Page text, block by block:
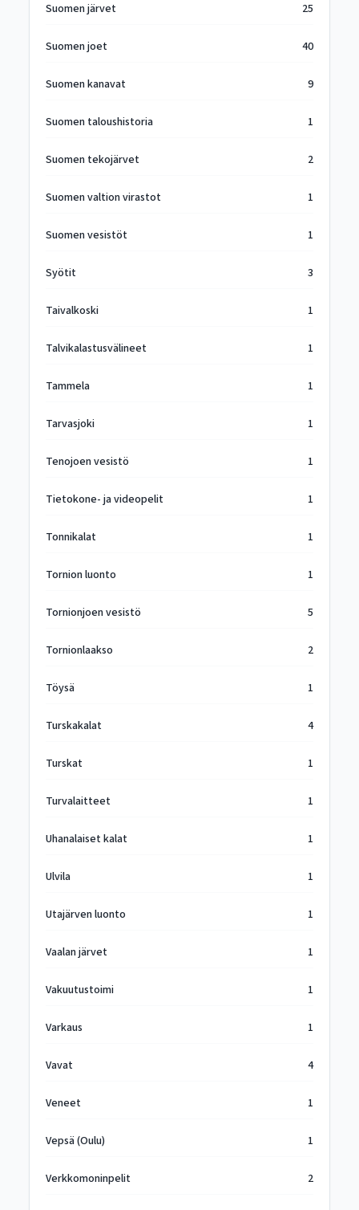
Suomen järvet 25
Suomen joet 40
Suomen kanavat 9
Suomen taloushistoria 1
Suomen tekojärvet 2
Suomen valtion virastot 1
Suomen vesistöt 1
Syötit 3
Taivalkoski 1
Talvikalastusvälineet 1
Tammela 1
Tarvasjoki 1
Tenojoen vesistö 1
Tietokone- ja videopelit 1
Tonnikalat 1
Tornion luonto 1
Tornionjoen vesistö 5
Tornionlaakso 2
Töysä 1
Turskakalat 4
Turskat 1
Turvalaitteet 1
Uhanalaiset kalat 1
Ulvila 1
Utajärven luonto 1
Vaalan järvet 1
Vakuutustoimi 1
Varkaus 1
Vavat 4
Veneet 1
Vepsä (Oulu) 1
Verkkomoninpelit 2